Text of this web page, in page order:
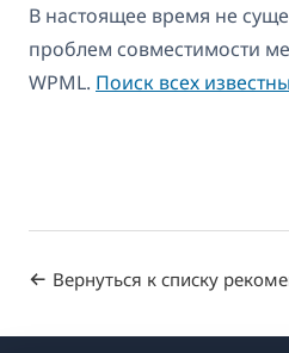
В настоящее время не
проблем совместимости
WPML. Поиск всех
Вернуться к списку